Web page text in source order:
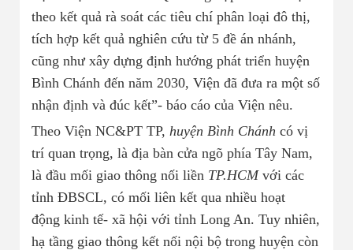
theo kết quả rà soát các tiêu chí phân loại đô thị,
tích hợp kết quả nghiên cứu từ 5 đề án nhánh,
cũng như xây dựng định hướng phát triển huyện
Bình Chánh đến năm 2030, Viện đã đưa ra một số
nhận định và đúc kết”- báo cáo của Viện nêu.
Theo Viện NC&PT TP, huyện Bình Chánh có vị
trí quan trọng, là địa bàn cửa ngõ phía Tây Nam,
là đầu mối giao thông nối liền TP.HCMvới các
tỉnh ĐBSCL, có mối liên kết qua nhiều hoạt
động kinh tế- xã hội với tỉnh Long An. Tuy nhiên,
hạ tầng giao thông kết nối nội bộ trong huyện còn